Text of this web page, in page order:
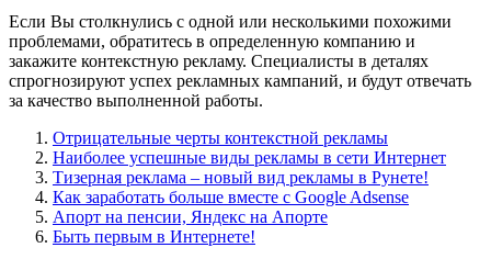
Если Вы столкнулись с одной или несколькими похожими
проблемами, обратитесь в определенную компанию и
закажите контекстную рекламу. Специалисты в деталях
спрогнозируют успех рекламных кампаний, и будут отвечать
за качество выполненной работы.
Отрицательные черты контекстной рекламы
Наиболее успешные виды рекламы в сети Интернет
Тизерная реклама – новый вид рекламы в Рунете!
Как заработать больше вместе с Google Adsense
Апорт на пенсии, Яндекс на Апорте
Быть первым в Интернете!